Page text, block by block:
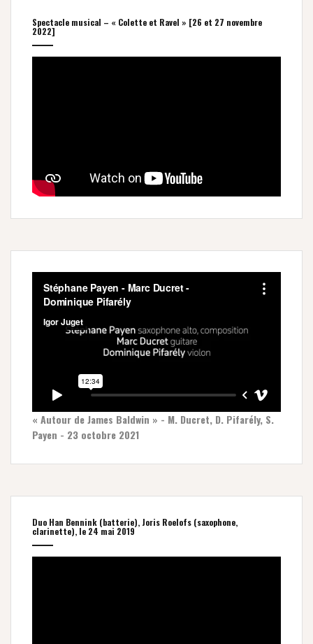
Spectacle musical – « Colette et Ravel » [26 et 27 novembre
2022]
« Autour de James Baldwin » - M. Ducret, D. Pifarély, S.
Payen - 23 octobre 2021
Duo Han Bennink (batterie), Joris Roelofs (saxophone,
clarinette), le 24 mai 2019